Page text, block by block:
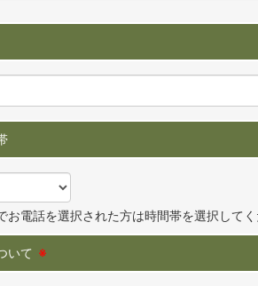
お電話を選択された方は時間帯を選択して
いて ※